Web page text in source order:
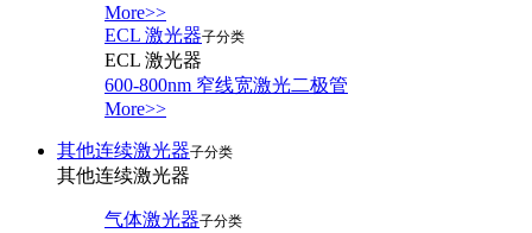
More>>
ECL 激光器子分类
ECL 激光器
600-800nm 窄线宽激光二极管
More>>
其他连续激光器子分类
其他连续激光器
气体激光器子分类